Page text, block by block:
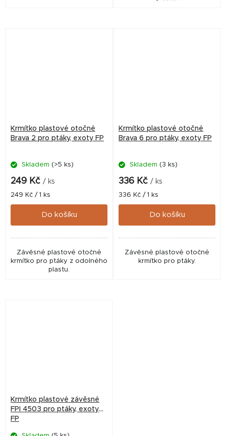
Krmítko plastové otočné
Brava 2 pro ptáky, exoty FP
Skladem (>5 ks)
249 Kč / ks
Měrná
cena:
249 Kč / 1 ks
Do košíku
Závěsné plastové otočné
krmítko pro ptáky z odolného
plastu.
Krmítko plastové otočné
Brava 6 pro ptáky, exoty FP
Skladem (3 ks)
336 Kč / ks
Měrná
cena:
336 Kč / 1 ks
Do košíku
Závěsné plastové otočné
krmítko pro ptáky.
Krmítko plastové závěsné
FPI 4503 pro ptáky, exoty
FP